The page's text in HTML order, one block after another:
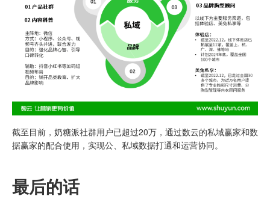
截至目前，奶糖派社群用户已超过20万，通过数云的私域赢家和数
据赢家的配合使用，实现公、私域数据打通和运营协同。
最后的话